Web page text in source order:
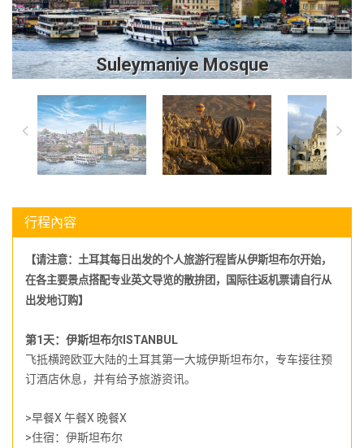
Suleymaniye Mosque
行程內容
【请注意：土耳其每日出发的个人旅游行程皆从伊斯坦布尔开始，
在各主要景点搭配专业英文导览的散拚团，国际往返机票请自行从
出发地订购】
第1天：伊斯坦布尔ISTANBUL
飞抵横跨欧亚大陆的土耳其第一大城伊斯坦布尔，专车接往预
订酒店休息，并有给予旅游资讯。
>早餐X 午餐X 晚餐X
>住宿：伊斯坦布尔